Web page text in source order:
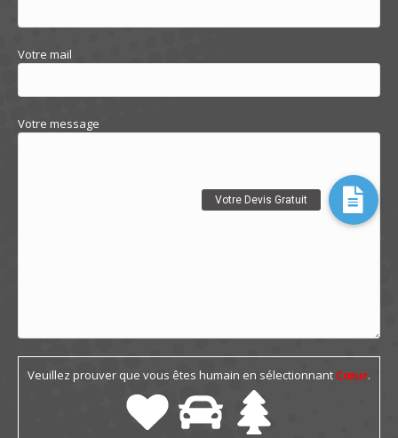
Votre mail
Votre message
Veuillez prouver que vous êtes humain en sélectionnant Cœur.